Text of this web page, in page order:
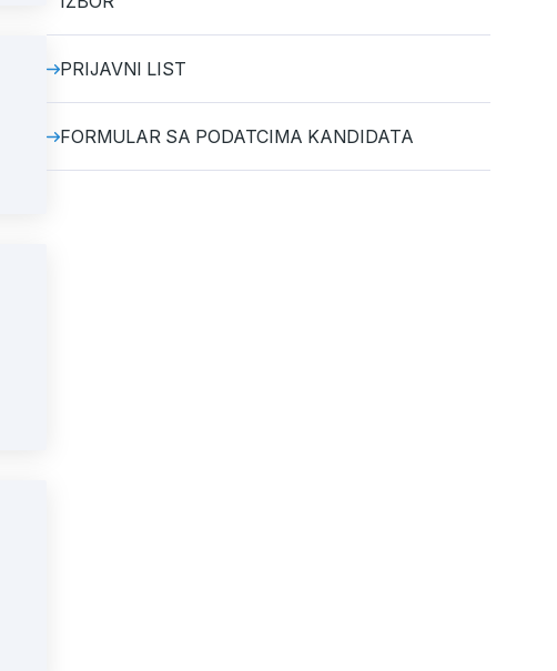
PRIJAVNI LIST
FORMULAR SA PODATCIMA KANDIDATA